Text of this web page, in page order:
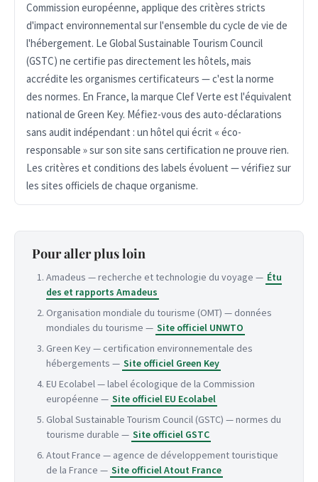
Commission européenne, applique des critères stricts
d'impact environnemental sur l'ensemble du cycle de vie de
l'hébergement. Le Global Sustainable Tourism Council
(GSTC) ne certifie pas directement les hôtels, mais
accrédite les organismes certificateurs — c'est la norme
des normes. En France, la marque Clef Verte est l'équivalent
national de Green Key. Méfiez-vous des auto-déclarations
sans audit indépendant : un hôtel qui écrit « éco-
responsable » sur son site sans certification ne prouve rien.
Les critères et conditions des labels évoluent — vérifiez sur
les sites officiels de chaque organisme.
Pour aller plus loin
Amadeus — recherche et technologie du voyage — Étu
des et rapports Amadeus
Organisation mondiale du tourisme (OMT) — données
mondiales du tourisme — Site officiel UNWTO
Green Key — certification environnementale des
hébergements — Site officiel Green Key
EU Ecolabel — label écologique de la Commission
européenne — Site officiel EU Ecolabel
Global Sustainable Tourism Council (GSTC) — normes du
tourisme durable — Site officiel GSTC
Atout France — agence de développement touristique
de la France — Site officiel Atout France